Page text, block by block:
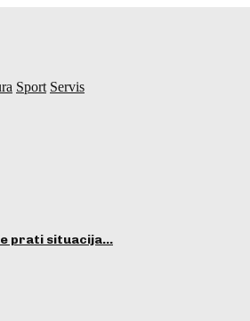
Sport Servis
prati situacija…